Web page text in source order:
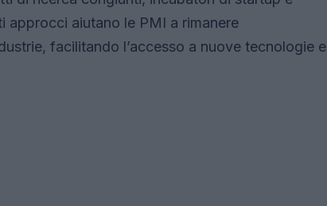
approcci aiutano le PMI a rimanere
facilitando l’accesso a nuove tecnologie e